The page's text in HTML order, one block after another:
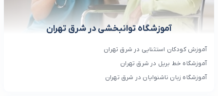
آموزشگاه توانبخشی در شرق تهران
آموزش کودکان استثنایی در شرق تهران
آموزشگاه خط بریل در شرق تهران
آموزشگاه زبان ناشنوایان در شرق تهران